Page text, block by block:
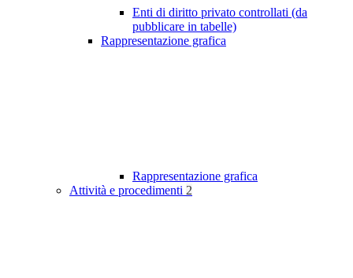
Enti di diritto privato controllati (da
pubblicare in tabelle)
Rappresentazione grafica
Rappresentazione grafica
Attività e procedimenti 2